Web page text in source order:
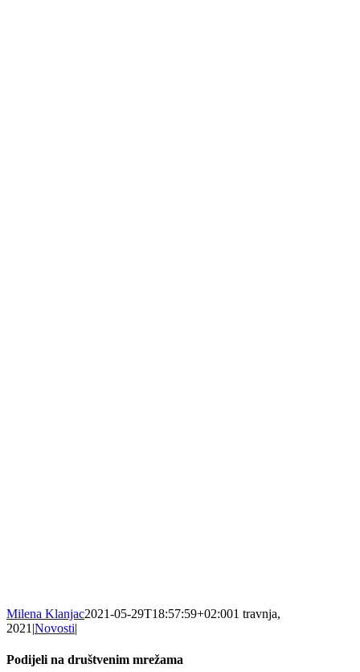
Milena Klanjac2021-05-29T18:57:59+02:001 travnja,
2021 |Novosti|
Podijeli na društvenim mrežama